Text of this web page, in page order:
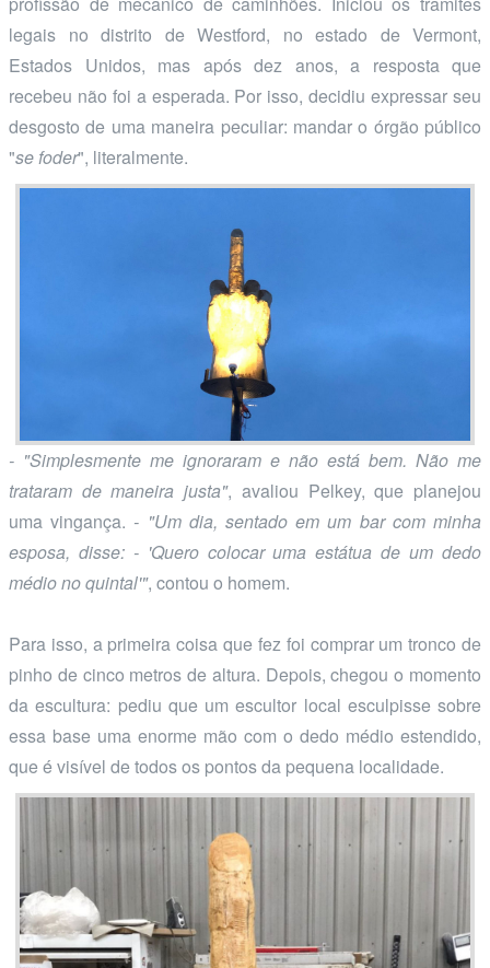
legais no distrito de Westford, no estado de Vermont,
Estados Unidos, mas após dez anos, a resposta que
recebeu não foi a esperada. Por isso, decidiu expressar seu
desgosto de uma maneira peculiar: mandar o órgão público
"se foder", literalmente.
- "Simplesmente me ignoraram e não está bem. Não me
trataram de maneira justa", avaliou Pelkey, que planejou
uma vingança. - "Um dia, sentado em um bar com minha
esposa, disse: - 'Quero colocar uma estátua de um dedo
médio no quintal'", contou o homem.
Para isso, a primeira coisa que fez foi comprar um tronco de
pinho de cinco metros de altura. Depois, chegou o momento
da escultura: pediu que um escultor local esculpisse sobre
essa base uma enorme mão com o dedo médio estendido,
que é visível de todos os pontos da pequena localidade.